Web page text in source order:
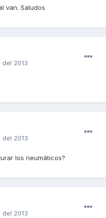
van. Saludos
2013
2013
los neumáticos?
2013